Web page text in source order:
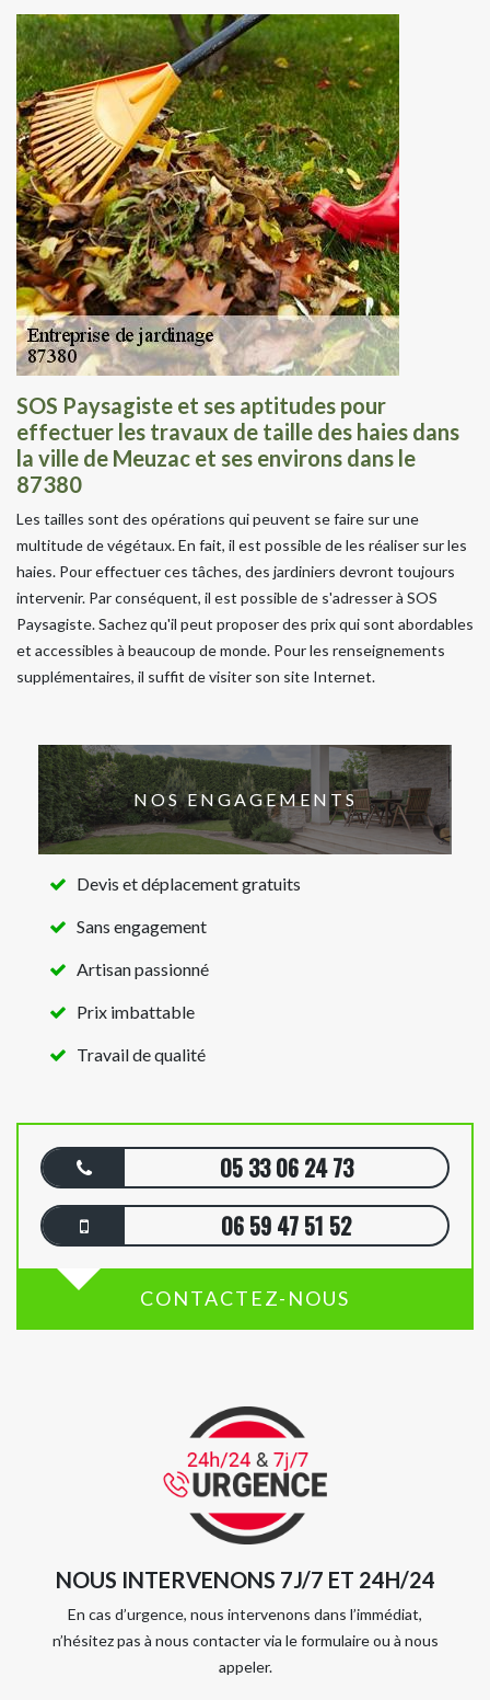
SOS Paysagiste et ses aptitudes pour
effectuer les travaux de taille des haies dans
la ville de Meuzac et ses environs dans le
87380
Les tailles sont des opérations qui peuvent se faire sur une
multitude de végétaux. En fait, il est possible de les réaliser sur les
haies. Pour effectuer ces tâches, des jardiniers devront toujours
intervenir. Par conséquent, il est possible de s'adresser à SOS
Paysagiste. Sachez qu'il peut proposer des prix qui sont abordables
et accessibles à beaucoup de monde. Pour les renseignements
supplémentaires, il suffit de visiter son site Internet.
NOS ENGAGEMENTS
Devis et déplacement gratuits
Sans engagement
Artisan passionné
Prix imbattable
Travail de qualité
05 33 06 24 73
06 59 47 51 52
CONTACTEZ-NOUS
NOUS INTERVENONS 7J/7 ET 24H/24
En cas d’urgence, nous intervenons dans l’immédiat,
n’hésitez pas à nous contacter via le formulaire ou à nous
appeler.